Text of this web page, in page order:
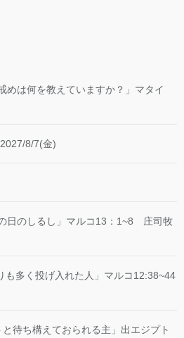
めは何を教えていますか？」マタイ
8/7(金)
日のしるし」マルコ13：1~8 庄司牧
も多く投げ入れた人」マルコ12:38~44
待ち構えておられる主」出エジプト